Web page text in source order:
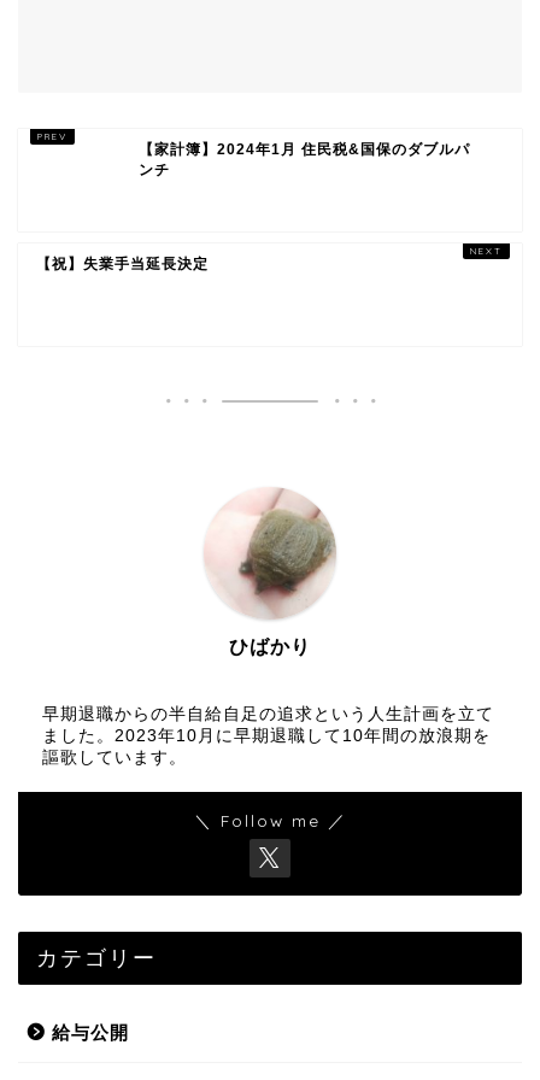
【家計簿】2024年1月 住民税&国保のダブルパ
ンチ
【祝】失業手当延長決定
ひばかり
早期退職からの半自給自足の追求という人生計画を立て
ました。2023年10月に早期退職して10年間の放浪期を
謳歌しています。
＼ Follow me ／
カテゴリー
給与公開